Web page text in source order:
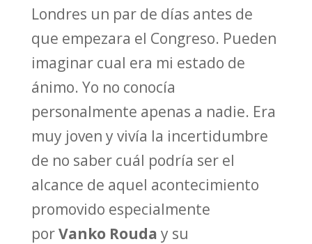
Londres un par de días antes de
que empezara el Congreso. Pueden
imaginar cual era mi estado de
ánimo. Yo no conocía
personalmente apenas a nadie. Era
muy joven y vivía la incertidumbre
de no saber cuál podría ser el
alcance de aquel acontecimiento
promovido especialmente
porVanko Rouda y su